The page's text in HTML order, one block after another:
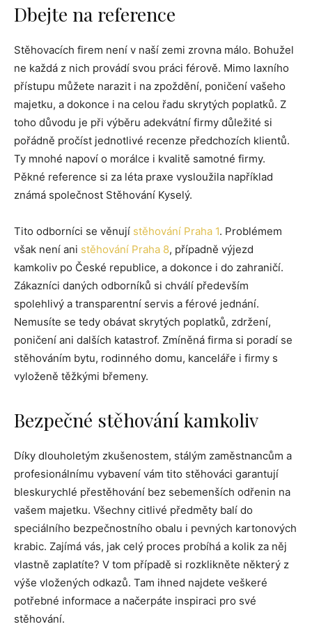
Dbejte na reference
Stěhovacích firem není v naší zemi zrovna málo. Bohužel
ne každá z nich provádí svou práci férově. Mimo laxního
přístupu můžete narazit i na zpoždění, poničení vašeho
majetku, a dokonce i na celou řadu skrytých poplatků. Z
toho důvodu je při výběru adekvátní firmy důležité si
pořádně pročíst jednotlivé recenze předchozích klientů.
Ty mnohé napoví o morálce i kvalitě samotné firmy.
Pěkné reference si za léta praxe vysloužila například
známá společnost Stěhování Kyselý.
Tito odborníci se věnují stěhování Praha 1. Problémem
však není ani stěhování Praha 8, případně výjezd
kamkoliv po České republice, a dokonce i do zahraničí.
Zákazníci daných odborníků si chválí především
spolehlivý a transparentní servis a férové jednání.
Nemusíte se tedy obávat skrytých poplatků, zdržení,
poničení ani dalších katastrof. Zmíněná firma si poradí se
stěhováním bytu, rodinného domu, kanceláře i firmy s
vyloženě těžkými břemeny.
Bezpečné stěhování kamkoliv
Díky dlouholetým zkušenostem, stálým zaměstnancům a
profesionálnímu vybavení vám tito stěhováci garantují
bleskurychlé přestěhování bez sebemenších odřenin na
vašem majetku. Všechny citlivé předměty balí do
speciálního bezpečnostního obalu i pevných kartonových
krabic. Zajímá vás, jak celý proces probíhá a kolik za něj
vlastně zaplatíte? V tom případě si rozklikněte některý z
výše vložených odkazů. Tam ihned najdete veškeré
potřebné informace a načerpáte inspiraci pro své
stěhování.